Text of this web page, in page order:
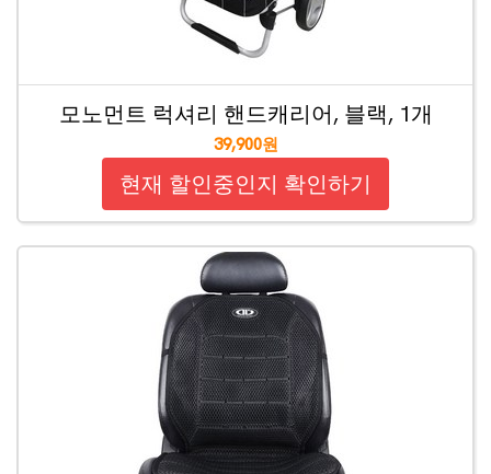
모노먼트 럭셔리 핸드캐리어, 블랙, 1개
39,900원
현재 할인중인지 확인하기